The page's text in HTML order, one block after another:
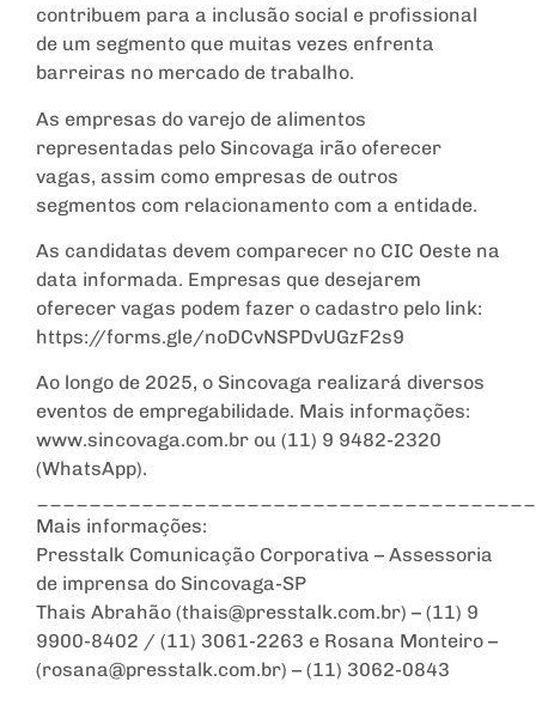
contribuem para a inclusão social e profissional
de um segmento que muitas vezes enfrenta
barreiras no mercado de trabalho.
As empresas do varejo de alimentos
representadas pelo Sincovaga irão oferecer
vagas, assim como empresas de outros
segmentos com relacionamento com a entidade.
As candidatas devem comparecer no CIC Oeste na
data informada. Empresas que desejarem
oferecer vagas podem fazer o cadastro pelo link:
https://forms.gle/noDCvNSPDvUGzF2s9
Ao longo de 2025, o Sincovaga realizará diversos
eventos de empregabilidade. Mais informações:
www.sincovaga.com.br ou (11) 9 9482-2320
(WhatsApp).
Mais informações:
Presstalk Comunicação Corporativa – Assessoria
de imprensa do Sincovaga-SP
Thais Abrahão (thais@presstalk.com.br) – (11) 9
9900-8402 / (11) 3061-2263 e Rosana Monteiro –
(rosana@presstalk.com.br) – (11) 3062-0843